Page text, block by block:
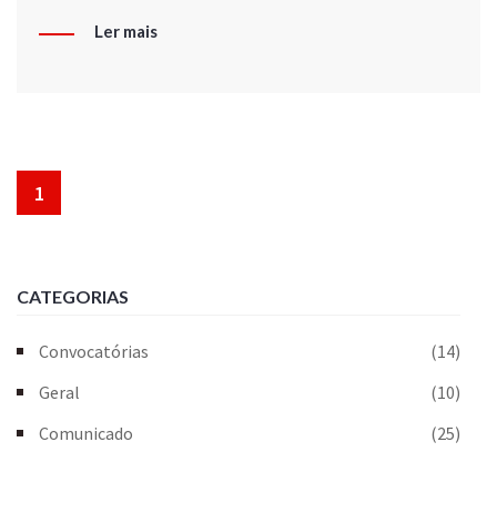
Ler mais
1
CATEGORIAS
Convocatórias
(14)
Geral
(10)
Comunicado
(25)